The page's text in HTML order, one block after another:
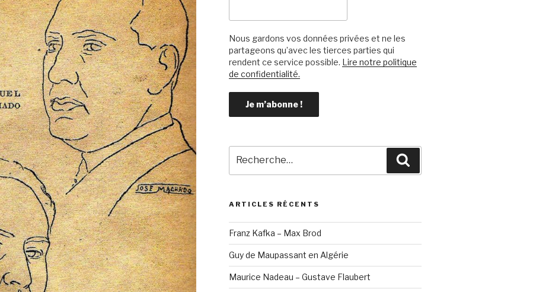
Nous gardons vos données privées et ne les
partageons qu’avec les tierces parties qui
rendent ce service possible. Lire notre politique
de confidentialité.
pour
:
ARTICLES RÉCENTS
Franz Kafka – Max Brod
Guy de Maupassant en Algérie
Maurice Nadeau – Gustave Flaubert